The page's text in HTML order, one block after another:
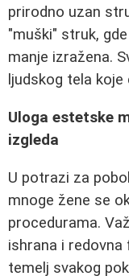
prirodno uzan
"muški" struk,
manje izražena.
ljudskog tela
Uloga estetske
izgleda
U potrazi za
mnoge žene se
procedurama.
ishrana i
temelj svakog